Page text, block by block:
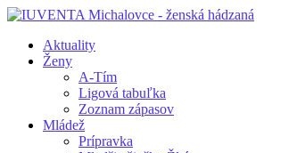
Aktuality
Ženy
A-Tím
Ligová tabuľka
Zoznam zápasov
Mládež
Prípravka